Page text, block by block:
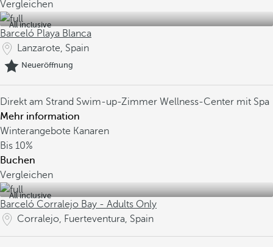
Vergleichen
All inclusive
Barceló Playa Blanca
Lanzarote, Spain
Neueröffnung
Direkt am Strand Swim-up-Zimmer Wellness-Center mit Spa
Mehr information
Winterangebote Kanaren
Bis 10%
Buchen
Vergleichen
All inclusive
Barceló Corralejo Bay - Adults Only
Corralejo, Fuerteventura, Spain